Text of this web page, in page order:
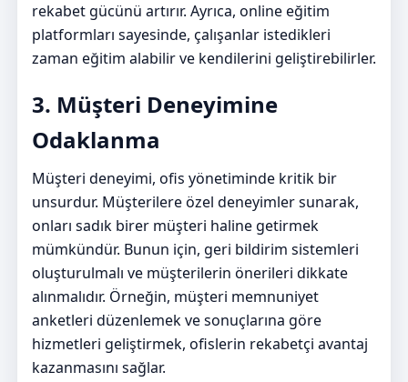
rekabet gücünü artırır. Ayrıca, online eğitim
platformları sayesinde, çalışanlar istedikleri
zaman eğitim alabilir ve kendilerini geliştirebilirler.
3. Müşteri Deneyimine
Odaklanma
Müşteri deneyimi, ofis yönetiminde kritik bir
unsurdur. Müşterilere özel deneyimler sunarak,
onları sadık birer müşteri haline getirmek
mümkündür. Bunun için, geri bildirim sistemleri
oluşturulmalı ve müşterilerin önerileri dikkate
alınmalıdır. Örneğin, müşteri memnuniyet
anketleri düzenlemek ve sonuçlarına göre
hizmetleri geliştirmek, ofislerin rekabetçi avantaj
kazanmasını sağlar.